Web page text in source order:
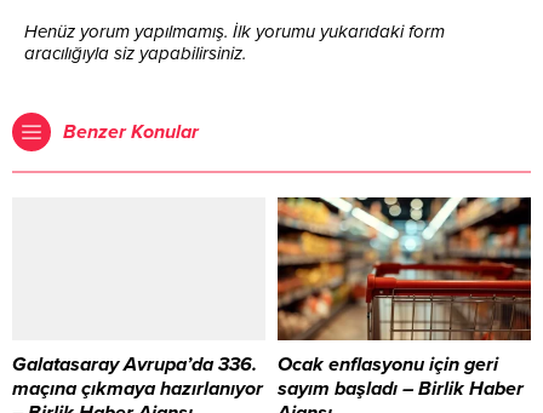
Henüz yorum yapılmamış. İlk yorumu yukarıdaki form
aracılığıyla siz yapabilirsiniz.
Benzer Konular
Galatasaray Avrupa’da 336.
maçına çıkmaya hazırlanıyor
Ocak enflasyonu için geri
sayım başladı – Birlik Haber